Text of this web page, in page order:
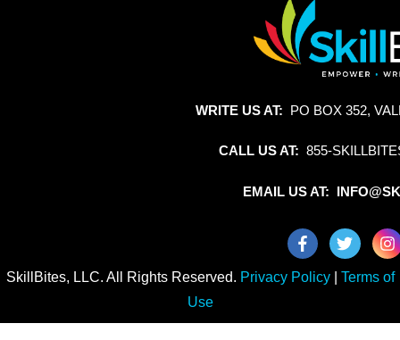
WRITE US AT: PO BOX 352,
CALL US AT: 855-
EMAIL US AT:
SkillBites, LLC. All Rights Reserved. Privacy Policy
Terms of
Use